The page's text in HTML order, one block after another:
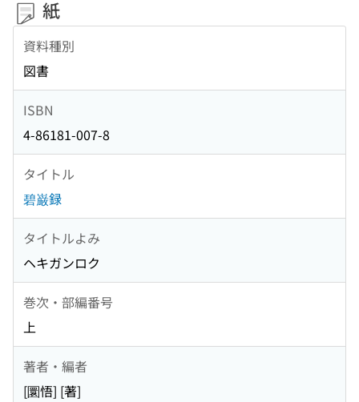
紙
資料種別
図書
ISBN
4-86181-007-8
タイトル
碧巌録
タイトルよみ
ヘキガンロク
巻次・部編番号
上
著者・編者
[圜悟] [著]